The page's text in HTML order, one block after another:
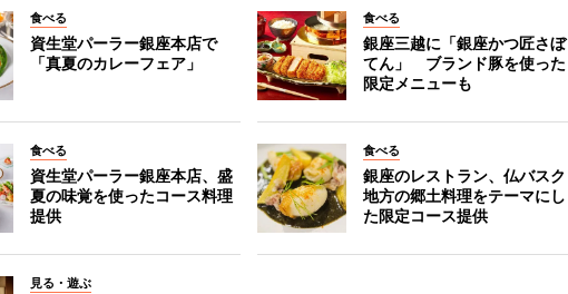
食べる
資生堂パーラー銀座本店で
「真夏のカレーフェア」
食べる
銀座三越に「銀座かつ匠さぼ
てん」 ブランド豚を使った
限定メニューも
食べる
資生堂パーラー銀座本店、盛
夏の味覚を使ったコース料理
提供
食べる
銀座のレストラン、仏バスク
地方の郷土料理をテーマにし
た限定コース提供
見る・遊ぶ